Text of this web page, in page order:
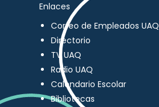
Enlaces
Correo de Empleados UAQ
Directorio
TV UAQ
Radio UAQ
Calendario Escolar
Bibliotecas